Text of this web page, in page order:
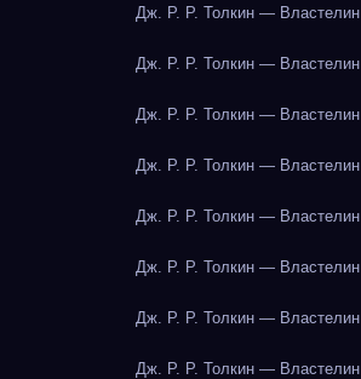
Дж. Р. Р. Толкин — Властелин
Дж. Р. Р. Толкин — Властелин
Дж. Р. Р. Толкин — Властелин
Дж. Р. Р. Толкин — Властелин
Дж. Р. Р. Толкин — Властелин
Дж. Р. Р. Толкин — Властелин
Дж. Р. Р. Толкин — Властелин
Дж. Р. Р. Толкин — Властелин